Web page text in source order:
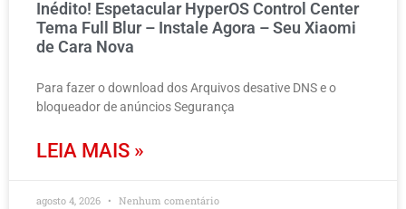
Inédito! Espetacular HyperOS Control Center
Tema Full Blur – Instale Agora – Seu Xiaomi
de Cara Nova
Para fazer o download dos Arquivos desative DNS e o
bloqueador de anúncios Segurança
LEIA MAIS »
agosto 4, 2026 Nenhum comentário